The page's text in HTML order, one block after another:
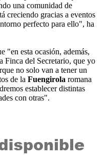
una comunidad de
creciendo gracias a eventos
perfecto para ello", ha
"en esta ocasión, además,
Finca del Secretario, que yo
no solo van a tener un
de la Fuengirola romana
establecer distintas
con otras".